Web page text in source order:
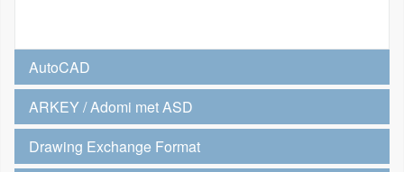
AutoCAD
ARKEY / Adomi met ASD
Drawing Exchange Format